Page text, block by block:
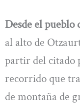
Desde el pueblo
al alto de
partir del citado
recorrido que
de montaña de